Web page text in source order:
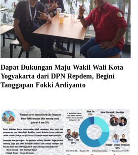
Dapat Dukungan Maju Wakil Wali Kota
Yogyakarta dari DPN Repdem, Begini
Tanggapan Fokki Ardiyanto